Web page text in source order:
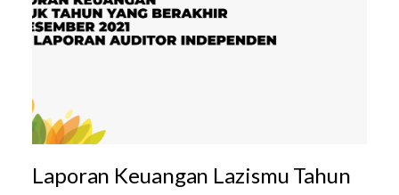
Laporan Keuangan Lazismu Tahun